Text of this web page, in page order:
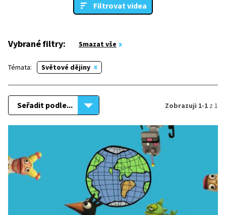
Filtrovat videa
Vybrané filtry: Smazat vše
Témata: Světové dějiny
Seřadit podle... Zobrazuji 1-1 z 1